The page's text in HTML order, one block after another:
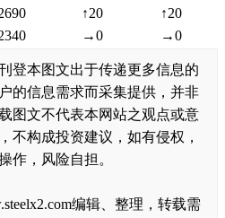
↑20
↑20
→0 →0
登本图文出于传递更多信息的
的信息需求而采集提供，并非
图文不代表本网站之观点或意
不构成投资建议，如有侵权，
作，风险自担。
编辑、整理，转载需